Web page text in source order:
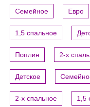
Семейное Евро
1,5 спальное
Поплин 2-х
Детское
2-х спальное 1,5